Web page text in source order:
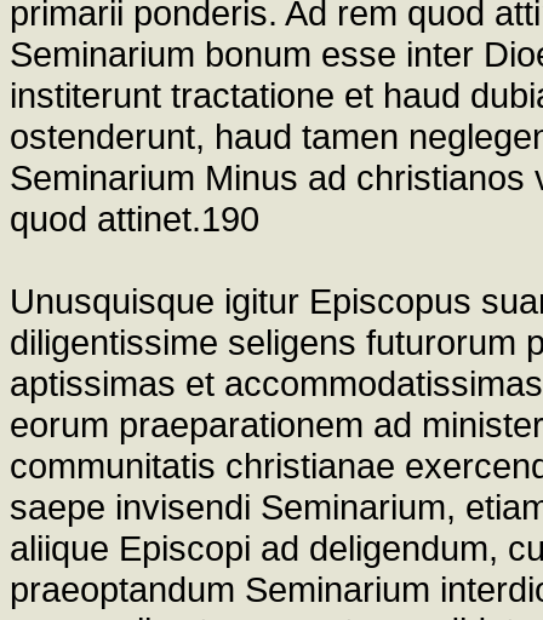
primarii ponderis. Ad rem quod
Seminarium bonum esse inter
institerunt tractatione et haud
ostenderunt, haud tamen
Seminarium Minus ad
quod attinet.190
Unusquisque igitur Episcopus
diligentissime seligens futurorum
aptissimas et
eorum praeparationem ad
communitatis christianae
saepe invisendi Seminarium,
aliique Episcopi ad deligendum,
praeoptandum Seminarium